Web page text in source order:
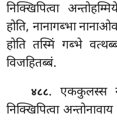
निक्खिपित्वा
होति, नानागब्भा
होति तस्मिं गब्भे
विजहितब्बं.
४८८. एककुलस्स
निक्खिपित्वा